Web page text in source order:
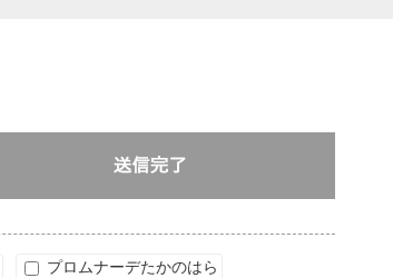
プロムナーデたかのはら